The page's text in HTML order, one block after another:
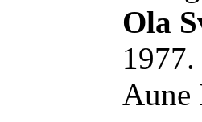
Ola
Aune